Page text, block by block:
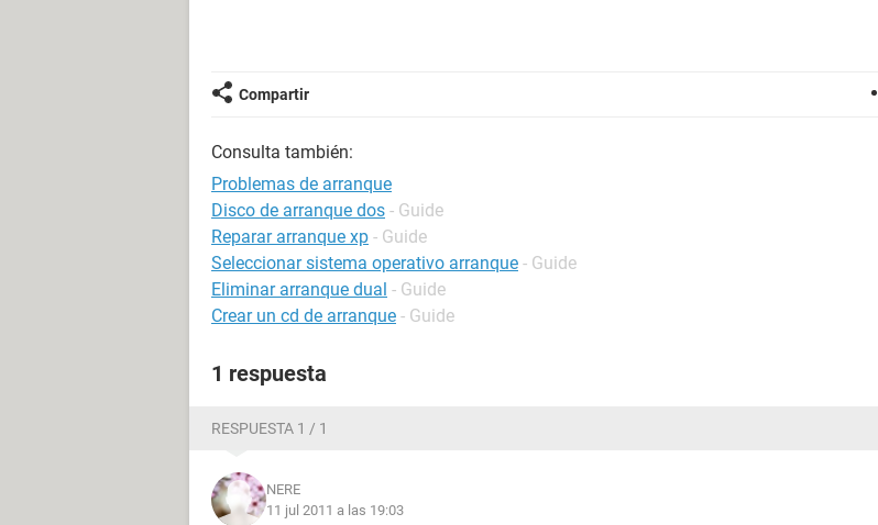
Compartir
Consulta también:
Problemas de arranque
Disco de arranque dos - Guide
Reparar arranque xp - Guide
Seleccionar sistema operativo arranque - Guide
Eliminar arranque dual - Guide
Crear un cd de arranque - Guide
1 respuesta
RESPUESTA 1 / 1
NERE
11 jul 2011 a las 19:03